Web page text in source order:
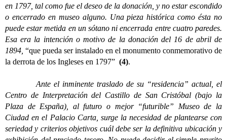
en 1797, tal como fue el deseo de la donación, y no estar escondido
o encerrado en museo alguno. Una pieza histórica como ésta no
puede estar metida en un sótano ni encerrada entre cuatro paredes.
Esa era la intención o motivo de la donación del 16 de abril de
1894, “que pueda ser instalado en el monumento conmemorativo de
la derrota de los Ingleses en 1797” (4).
Ante el inminente traslado de su “residencia” actual, el
Centro de Interpretación del Castillo de San Cristóbal (bajo la
Plaza de España), al futuro o mejor “futurible” Museo de la
Ciudad en el Palacio Carta, surge la necesidad de plantearse con
seriedad y criterios objetivos cuál debe ser la definitiva ubicación y